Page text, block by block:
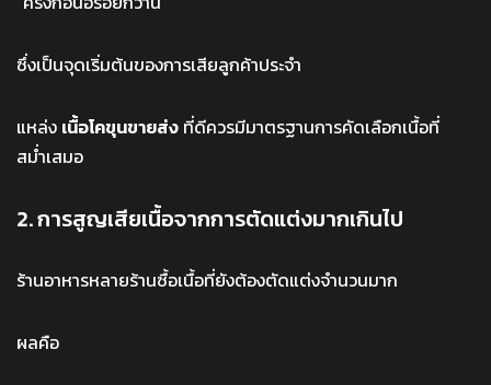
ซึ่งเป็นจุดเริ่มต้นของการเสียลูกค้าประจำ
แหล่ง เนื้อโคขุนขายส่ง ที่ดีควรมีมาตรฐานการคัดเลือกเนื้อที่
สม่ำเสมอ
2. การสูญเสียเนื้อจากการตัดแต่งมากเกินไป
ร้านอาหารหลายร้านซื้อเนื้อที่ยังต้องตัดแต่งจำนวนมาก
ผลคือ